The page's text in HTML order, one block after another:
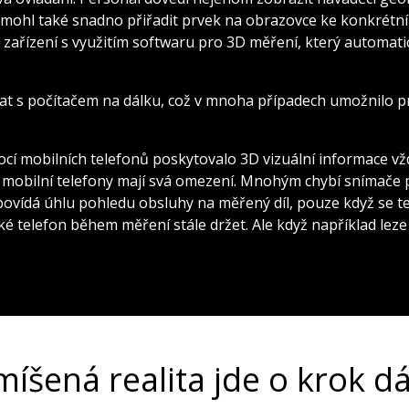
také snadno přiřadit prvek na obrazovce ke
s využitím softwaru pro 3D měření, který
s počítačem na dálku, což v mnoha případech umožnilo
mobilních telefonů poskytovalo 3D vizuální informace
telefony mají svá omezení. Mnohým chybí snímače
úhlu pohledu obsluhy na měřený díl, pouze když se
telefon během měření stále držet. Ale když například
realita jde o krok